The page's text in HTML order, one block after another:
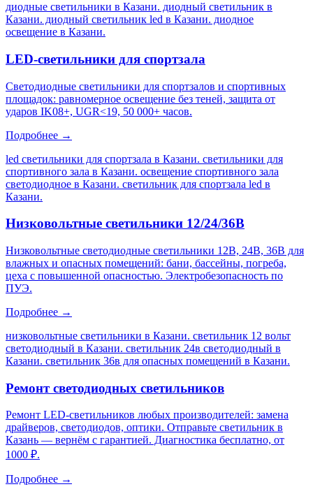
диодные светильники в Казани. диодный светильник в
Казани. диодный светильник led в Казани. диодное
освещение в Казани.
LED-светильники для спортзала
Светодиодные светильники для спортзалов и спортивных
площадок: равномерное освещение без теней, защита от
ударов IK08+, UGR<19, 50 000+ часов.
Подробнее →
led светильники для спортзала в Казани. светильники для
спортивного зала в Казани. освещение спортивного зала
светодиодное в Казани. светильник для спортзала led в
Казани.
Низковольтные светильники 12/24/36В
Низковольтные светодиодные светильники 12В, 24В, 36В для
влажных и опасных помещений: бани, бассейны, погреба,
цеха с повышенной опасностью. Электробезопасность по
ПУЭ.
Подробнее →
низковольтные светильники в Казани. светильник 12 вольт
светодиодный в Казани. светильник 24в светодиодный в
Казани. светильник 36в для опасных помещений в Казани.
Ремонт светодиодных светильников
Ремонт LED-светильников любых производителей: замена
драйверов, светодиодов, оптики. Отправьте светильник в
Казань — вернём с гарантией. Диагностика бесплатно, от
1000 ₽.
Подробнее →